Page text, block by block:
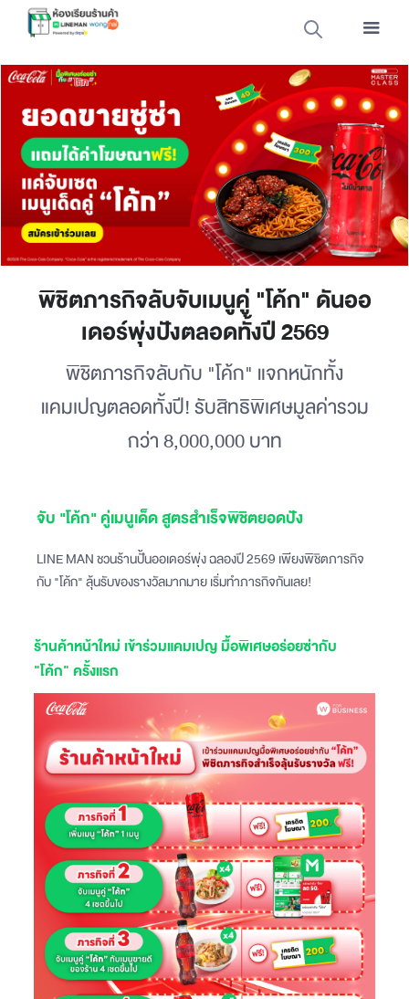
พิชิตภารกิจลับจับเมนูคู่ "โค้ก" ดันออ
เดอร์พุ่งปังตลอดทั้งปี 2569
พิชิตภารกิจลับกับ "โค้ก" แจกหนักทั้ง
แคมเปญตลอดทั้งปี! รับสิทธิพิเศษมูลค่ารวม
กว่า 8,000,000 บาท
จับ "โค้ก" คู่เมนูเด็ด สูตรสำเร็จพิชิตยอดปัง
LINE MAN ชวนร้านปั้นออเดอร์พุ่ง ฉลองปี 2569 เพียงพิชิตภารกิจ
กับ "โค้ก" ลุ้นรับของรางวัลมากมาย เริ่มทำภารกิจกันเลย!
ร้านค้าหน้าใหม่ เข้าร่วมแคมเปญ มื้อพิเศษอร่อยซ่ากับ
"โค้ก" ครั้งแรก